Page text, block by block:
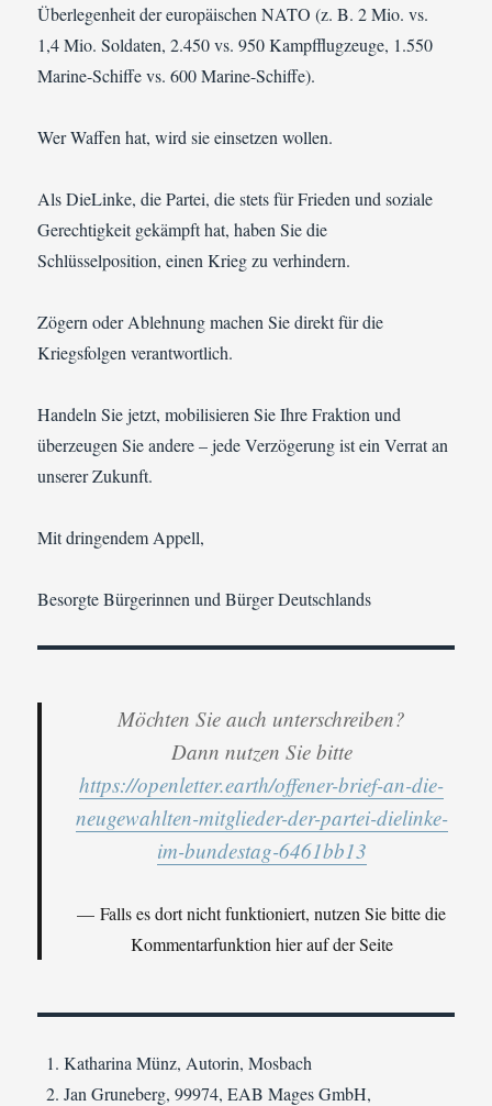
Überlegenheit der europäischen NATO (z. B. 2 Mio. vs.
1,4 Mio. Soldaten, 2.450 vs. 950 Kampfflugzeuge, 1.550
Marine-Schiffe vs. 600 Marine-Schiffe).
Wer Waffen hat, wird sie einsetzen wollen.
Als DieLinke, die Partei, die stets für Frieden und soziale
Gerechtigkeit gekämpft hat, haben Sie die
Schlüsselposition, einen Krieg zu verhindern.
Zögern oder Ablehnung machen Sie direkt für die
Kriegsfolgen verantwortlich.
Handeln Sie jetzt, mobilisieren Sie Ihre Fraktion und
überzeugen Sie andere – jede Verzögerung ist ein Verrat an
unserer Zukunft.
Mit dringendem Appell,
Besorgte Bürgerinnen und Bürger Deutschlands
Möchten Sie auch unterschreiben?
Dann nutzen Sie bitte
https://openletter.earth/offener-brief-an-die-
neugewahlten-mitglieder-der-partei-dielinke-
im-bundestag-6461bb13
Falls es dort nicht funktioniert, nutzen Sie bitte die
Kommentarfunktion hier auf der Seite
Katharina Münz, Autorin, Mosbach
Jan Gruneberg, 99974, EAB Mages GmbH,